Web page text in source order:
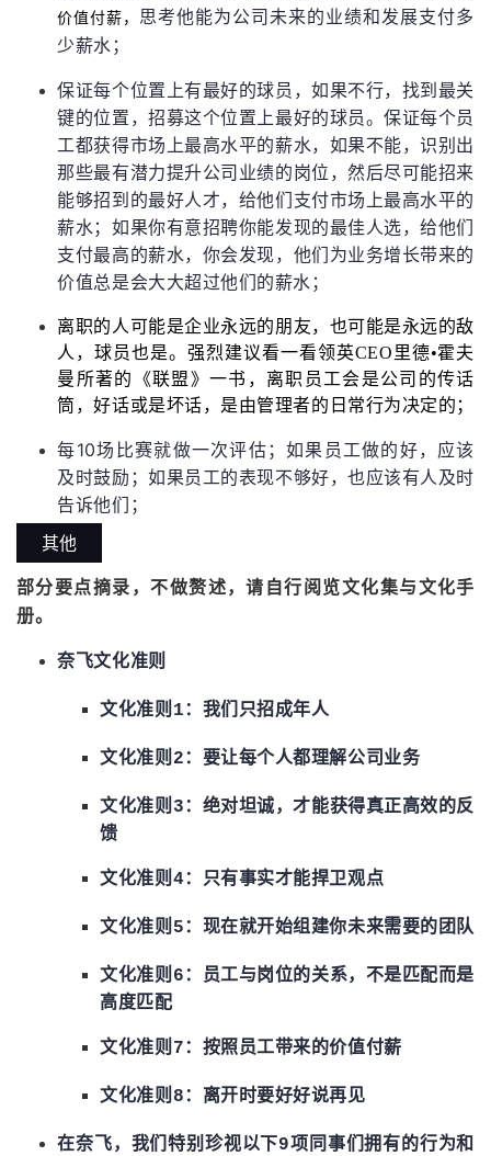
价值付薪， 思考他能为公司未来的业绩和发展支付多
少薪水；
保证每个位置上有最好的球员，如果不行，找到最关
键的位置，招募这个位置上最好的球员。保证每个员
工都获得市场上最高水平的薪水，如果不能，识别出
那些最有潜力提升公司业绩的岗位，然后尽可能招来
能够招到的最好人才，给他们支付市场上最高水平的
薪水；如果你有意招聘你能发现的最佳人选，给他们
支付最高的薪水，你会发现，他们为业务增长带来的
价值总是会大大超过他们的薪水；
离职的人可能是企业永远的朋友，也可能是永远的敌
人，球员也是。强烈建议看一看领英CEO里德•霍夫
曼所著的《联盟》一书，离职员工会是公司的传话
筒，好话或是坏话，是由管理者的日常行为决定的；
每10场比赛就做一次评估；如果员工做的好，应该
及时鼓励；如果员工的表现不够好，也应该有人及时
告诉他们；
其他
部分要点摘录，不做赘述，请自行阅览文化集与文化手
册。
奈飞文化准则
文化准则1：我们只招成年人
文化准则2：要让每个人都理解公司业务
文化准则3：绝对坦诚，才能获得真正高效的反
馈
文化准则4：只有事实才能捍卫观点
文化准则5：现在就开始组建你未来需要的团队
文化准则6：员工与岗位的关系，不是匹配而是
高度匹配
文化准则7：按照员工带来的价值付薪
文化准则8：离开时要好好说再见
在奈飞，我们特别珍视以下9项同事们拥有的行为和